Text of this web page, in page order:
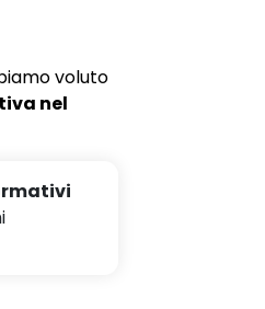
voluto
nel